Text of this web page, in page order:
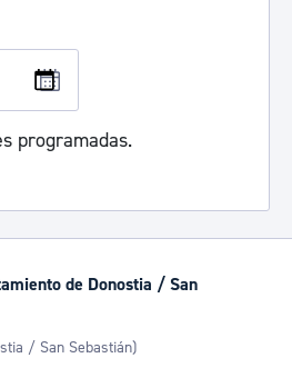
programadas.
de Donostia / San
/ San Sebastián)